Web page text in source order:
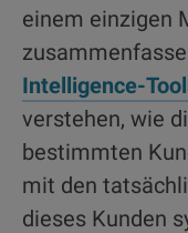
einem einzigen
Intelligence-
verstehen, wie
bestimmten
mit den
dieses Kunden